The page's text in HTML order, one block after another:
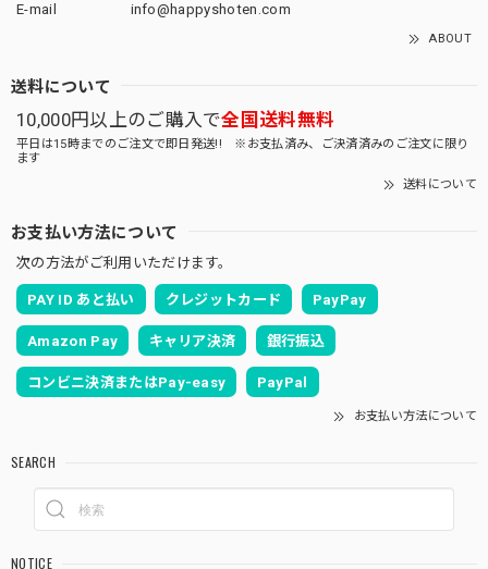
E-mail
info@happyshoten.com
ABOUT
送料について
10,000円以上のご購入で全国送料無料
平日は15時までのご注文で即日発送!! ※お支払済み、ご決済済みのご注文に限り
ます
送料について
お支払い方法について
次の方法がご利用いただけます。
PAY ID あと払い クレジットカード PayPay
Amazon Pay キャリア決済 銀行振込
コンビニ決済またはPay-easy PayPal
お支払い方法について
SEARCH
NOTICE